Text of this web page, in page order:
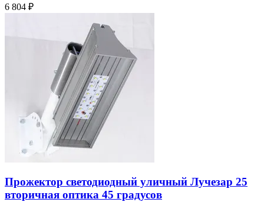
6 804 ₽
Прожектор светодиодный уличный Лучезар 25
вторичная оптика 45 градусов